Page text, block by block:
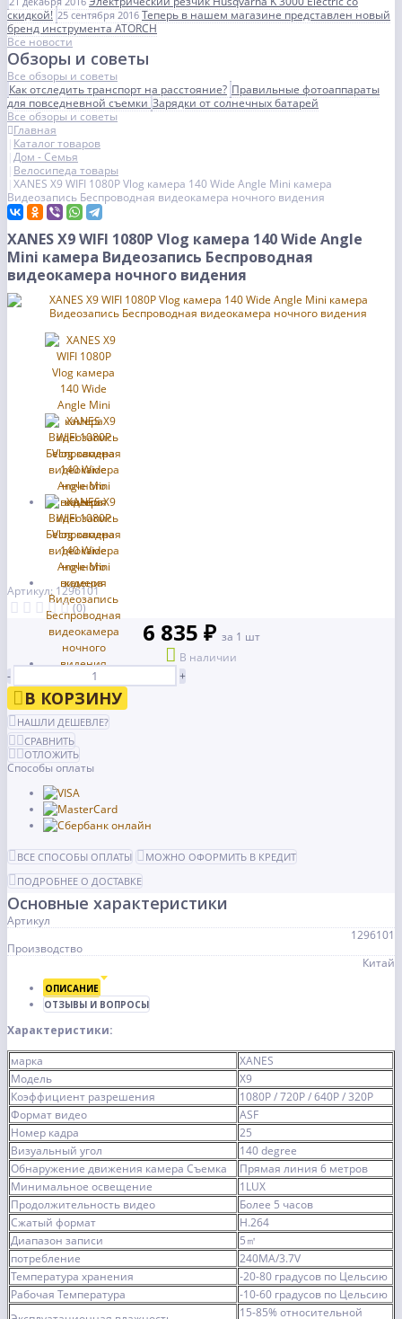
скидкой! 25 сентября 2016 Теперь в нашем магазине представлен новый
бренд инструмента ATORCH
Все новости
Обзоры и советы
Все обзоры и советы
Как отследить транспорт на расстояние? Правильные фотоаппараты
для повседневной съемкиЗарядки от солнечных батарей
Все обзоры и советы
Главная
Каталог товаров
Дом - Семья
Велосипеда товары
XANES X9 WIFI 1080P Vlog камера 140 Wide Angle Mini камера
Видеозапись Беспроводная видеокамера ночного видения
XANES X9 WIFI 1080P Vlog камера 140 Wide Angle
Mini камера Видеозапись Беспроводная
видеокамера ночного видения
Артикул: 1296101
(0)
6 835 ₽ за 1 шт
В наличии
-
+
В КОРЗИНУ
НАШЛИ ДЕШЕВЛЕ?
СРАВНИТЬ
ОТЛОЖИТЬ
Способы оплаты
ВСЕ СПОСОБЫ ОПЛАТЫ
МОЖНО ОФОРМИТЬ В КРЕДИТ
ПОДРОБНЕЕ О ДОСТАВКЕ
Основные характеристики
Артикул
1296101
Производство
Китай
ОПИСАНИЕ
ОТЗЫВЫ И ВОПРОСЫ
Характеристики:
марка
XANES
Модель
X9
Коэффициент разрешения
1080P / 720P / 640P / 320P
Формат видео
ASF
Номер кадра
25
Визуальный угол
140 degree
Обнаружение движения камера Съемка
Прямая линия 6 метров
Минимальное освещение
1LUX
Продолжительность видео
Более 5 часов
Сжатый формат
H.264
Диапазон записи
5㎡
потребление
240MA/3.7V
Температура хранения
-20-80 градусов по Цельсию
Рабочая Температура
-10-60 градусов по Цельсию
15-85% относительной